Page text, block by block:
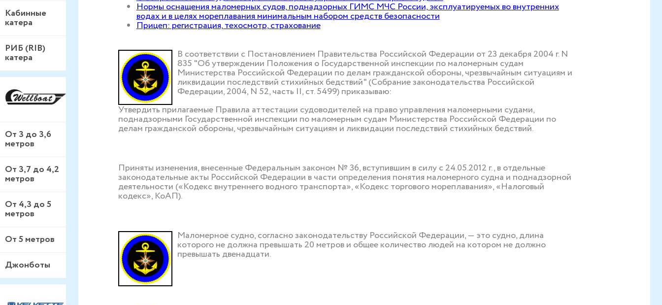
Кабинные
катера
РИБ (RIB)
катера
От 3 до 3,6
метров
От 3,7 до 4,2
метров
От 4,3 до 5
метров
От 5 метров
Джонботы
Нормы оснащения маломерных судов, поднадзорных ГИМС МЧС России, эксплуатируемых во внутренних
водах и в целях мореплавания минимальным набором средств безопасности
Прицеп: регистрация, техосмотр, страхование
В соответствии с Постановлением Правительства Российской Федерации от 23 декабря 2004 г. N
835 "Об утверждении Положения о Государственной инспекции по маломерным судам
Министерства Российской Федерации по делам гражданской обороны, чрезвычайным ситуациям и
ликвидации последствий стихийных бедствий" (Собрание законодательства Российской
Федерации, 2004, N 52, часть II, ст. 5499) приказываю:
Утвердить прилагаемые Правила аттестации судоводителей на право управления маломерными судами,
поднадзорными Государственной инспекции по маломерным судам Министерства Российской Федерации по
делам гражданской обороны, чрезвычайным ситуациям и ликвидации последствий стихийных бедствий.
Приняты изменения, внесенные Федеральным законом № 36, вступившим в силу с 24.05.2012 г., в отдельные
законодательные акты Российской Федерации в части определения понятия маломерного судна и поднадзорной
деятельности («Кодекс внутреннего водного транспорта», «Кодекс торгового мореплавания», «Налоговый
кодекс», КоАП).
Маломерное судно, согласно законодательству Российской Федерации, — это судно, длина
которого не должна превышать 20 метров и общее количество людей на котором не должно
превышать двенадцати.